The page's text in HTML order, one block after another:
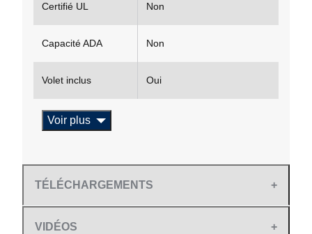
Certifié UL Non
Capacité ADA Non
Volet inclus Oui
Voir plus
TÉLÉCHARGEMENTS
VIDÉOS